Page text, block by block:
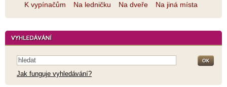
K vypínačům
Na ledničku Na dveře Na jiná místa
Jak funguje vyhledávání?